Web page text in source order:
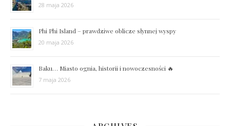
28 maja 2026
Phi Phi Island – prawdziwe oblicze słynnej wyspy
20 maja 2026
Baku… Miasto ognia, historii i nowoczesności 🔥
7 maja 2026